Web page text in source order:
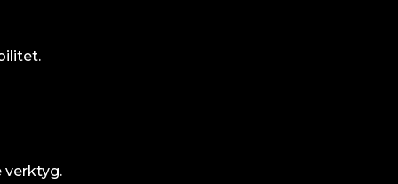
verktyg.